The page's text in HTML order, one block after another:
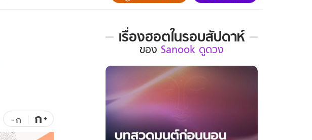
WeTV
Exclusive WeTV
ฮาวทู
-ก ก+
เรื่องฮอตในรอบสัปดาห์
เรื่อง
ใน
รอบ
ของ
Sanook
ดูด
ของ Sanook ดูดวง